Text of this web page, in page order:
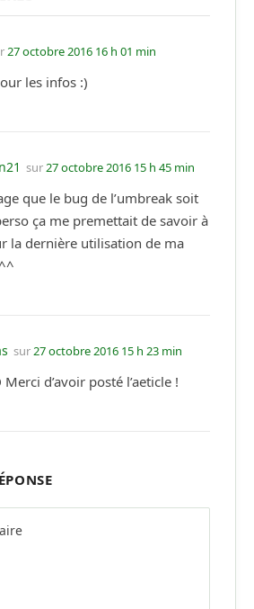
27 octobre 2016 16 h 01 min
les infos :)
sur 27 octobre 2016 15 h 45 min
que le bug de l’umbreak soit
ça me premettait de savoir à
la dernière utilisation de ma
sur 27 octobre 2016 15 h 23 min
Merci d’avoir posté l’aeticle !